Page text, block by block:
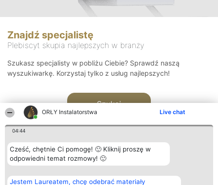
ORŁY Instalatorstwa Live chat
04:44
Cześć, chętnie Ci pomogę! 🙂 Kliknij proszę w
odpowiedni temat rozmowy! 🙂
Jestem Laureatem, chcę odebrać materiały
Znajdź specjalistę
Plebiscyt skupia najlepszych w branży
Szukasz specjalisty w pobliżu Ciebie? Sprawdź naszą
wyszukiwarkę. Korzystaj tylko z usług najlepszych!
Szukaj
Organizator plebiscytu
Bright Side Solutions sp. z o.
Plebiscyt
Laureaci
Kontakt
Kontakt